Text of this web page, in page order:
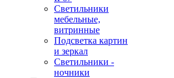
Светильники
мебельные,
витринные
Подсветка картин
и зеркал
Светильники -
ночники